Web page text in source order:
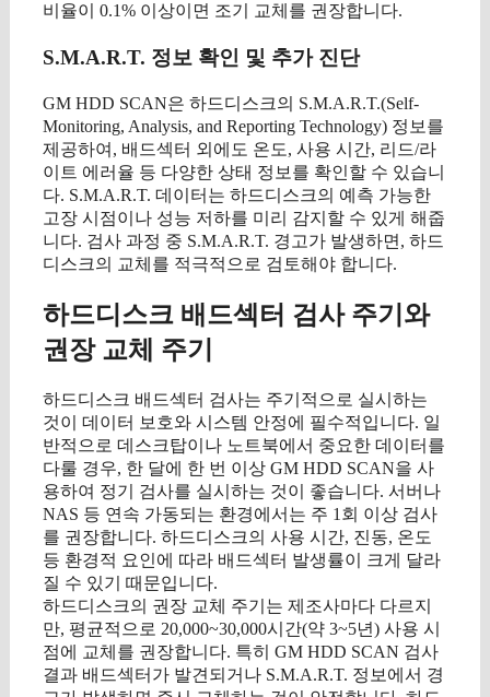
비율이 0.1% 이상이면 조기 교체를 권장합니다.
S.M.A.R.T. 정보 확인 및 추가 진단
GM HDD SCAN은 하드디스크의 S.M.A.R.T.(Self-
Monitoring, Analysis, and Reporting Technology) 정보를
제공하여, 배드섹터 외에도 온도, 사용 시간, 리드/라
이트 에러율 등 다양한 상태 정보를 확인할 수 있습니
다. S.M.A.R.T. 데이터는 하드디스크의 예측 가능한
고장 시점이나 성능 저하를 미리 감지할 수 있게 해줍
니다. 검사 과정 중 S.M.A.R.T. 경고가 발생하면, 하드
디스크의 교체를 적극적으로 검토해야 합니다.
하드디스크 배드섹터 검사 주기와
권장 교체 주기
하드디스크 배드섹터 검사는 주기적으로 실시하는
것이 데이터 보호와 시스템 안정에 필수적입니다. 일
반적으로 데스크탑이나 노트북에서 중요한 데이터를
다룰 경우, 한 달에 한 번 이상 GM HDD SCAN을 사
용하여 정기 검사를 실시하는 것이 좋습니다. 서버나
NAS 등 연속 가동되는 환경에서는 주 1회 이상 검사
를 권장합니다. 하드디스크의 사용 시간, 진동, 온도
등 환경적 요인에 따라 배드섹터 발생률이 크게 달라
질 수 있기 때문입니다.
하드디스크의 권장 교체 주기는 제조사마다 다르지
만, 평균적으로 20,000~30,000시간(약 3~5년) 사용 시
점에 교체를 권장합니다. 특히 GM HDD SCAN 검사
결과 배드섹터가 발견되거나 S.M.A.R.T. 정보에서 경